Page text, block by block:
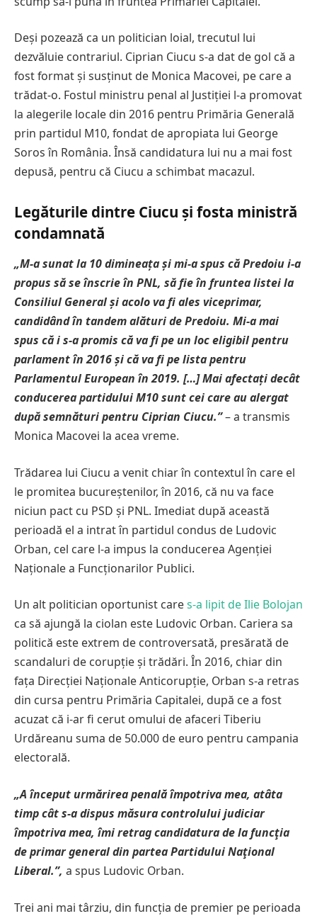
Deși pozează ca un politician loial, trecutul lui
dezvăluie contrariul. Ciprian Ciucu s-a dat de gol că a
fost format și susținut de Monica Macovei, pe care a
trădat-o. Fostul ministru penal al Justiției l-a promovat
la alegerile locale din 2016 pentru Primăria Generală
prin partidul M10, fondat de apropiata lui George
Soros în România. Însă candidatura lui nu a mai fost
depusă, pentru că Ciucu a schimbat macazul.
Legăturile dintre Ciucu și fosta ministră
condamnată
„M-a sunat la 10 dimineața și mi-a spus că Predoiu i-a
propus să se înscrie în PNL, să fie în fruntea listei la
Consiliul General și acolo va fi ales viceprimar,
candidând în tandem alături de Predoiu. Mi-a mai
spus că i s-a promis că va fi pe un loc eligibil pentru
parlament în 2016 și că va fi pe lista pentru
Parlamentul European în 2019. […] Mai afectați decât
conducerea partidului M10 sunt cei care au alergat
după semnături pentru Ciprian Ciucu.”– a transmis
Monica Macovei la acea vreme.
Trădarea lui Ciucu a venit chiar în contextul în care el
le promitea bucureștenilor, în 2016, că nu va face
niciun pact cu PSD și PNL. Imediat după această
perioadă el a intrat în partidul condus de Ludovic
Orban, cel care l-a impus la conducerea Agenției
Naționale a Funcționarilor Publici.
Un alt politician oportunist cares-a lipit de Ilie Bolojan
ca să ajungă la ciolan este Ludovic Orban. Cariera sa
politică este extrem de controversată, presărată de
scandaluri de corupție și trădări. În 2016, chiar din
fața Direcției Naționale Anticorupție, Orban s-a retras
din cursa pentru Primăria Capitalei, după ce a fost
acuzat că i-ar fi cerut omului de afaceri Tiberiu
Urdăreanu suma de 50.000 de euro pentru campania
electorală.
„A început urmărirea penală împotriva mea, atâta
timp cât s-a dispus măsura controlului judiciar
împotriva mea, îmi retrag candidatura de la funcţia
de primar general din partea Partidului Naţional
Liberal.”, a spus Ludovic Orban.
Trei ani mai târziu, din funcția de premier pe perioada